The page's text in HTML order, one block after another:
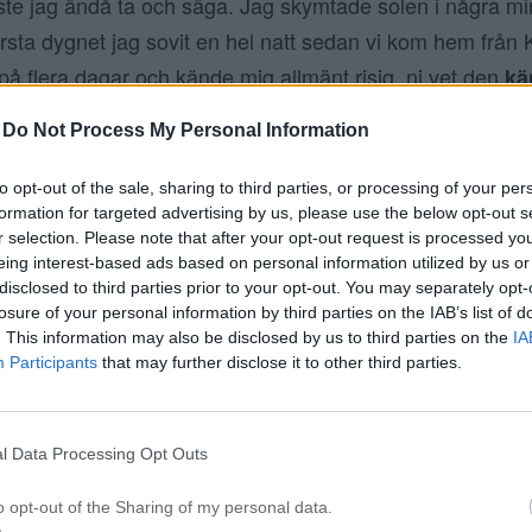
Do Not Process My Personal Information
opt-out of the sale, sharing to third parties, or processing of your
for targeted advertising by us, please use the below opt-out
selection. Please note that after your opt-out request is processed
interest-based ads based on personal information utilized by us
to third parties prior to your opt-out. You may separately
of your personal information by third parties on the IAB’s list of
This information may also be disclosed by us to third parties on the
Participants that may further disclose it to other third parties.
Data Processing Opt Outs
opt-out of the Sharing of my personal data.
dygnet jag sovit en hel natt sedan vi kom hem från
flera dagar och kände mig allmänt risig, ni vet den
också gå igenom nya produkter som inkommit i
och ro förbereda själen för ännu en arbetsvecka. Jag
hy sedan jul, jag som annars har fördelen att ha riktigt
som kanskeinteriktigt passat mig samt i
jag gått igenom på sista tiden. Jag försöker vara
återställa och även beställt hem min vanliga hudvård